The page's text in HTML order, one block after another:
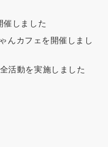
催しました
んカフェを開催しまし
活動を実施しました